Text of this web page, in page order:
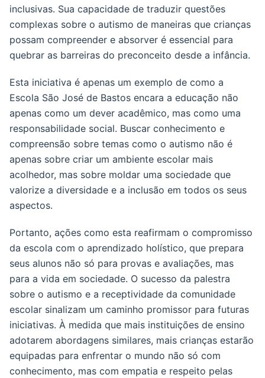
inclusivas. Sua capacidade de traduzir questões
complexas sobre o autismo de maneiras que crianças
possam compreender e absorver é essencial para
quebrar as barreiras do preconceito desde a infância.
Esta iniciativa é apenas um exemplo de como a
Escola São José de Bastos encara a educação não
apenas como um dever acadêmico, mas como uma
responsabilidade social. Buscar conhecimento e
compreensão sobre temas como o autismo não é
apenas sobre criar um ambiente escolar mais
acolhedor, mas sobre moldar uma sociedade que
valorize a diversidade e a inclusão em todos os seus
aspectos.
Portanto, ações como esta reafirmam o compromisso
da escola com o aprendizado holístico, que prepara
seus alunos não só para provas e avaliações, mas
para a vida em sociedade. O sucesso da palestra
sobre o autismo e a receptividade da comunidade
escolar sinalizam um caminho promissor para futuras
iniciativas. À medida que mais instituições de ensino
adotarem abordagens similares, mais crianças estarão
equipadas para enfrentar o mundo não só com
conhecimento, mas com empatia e respeito pelas